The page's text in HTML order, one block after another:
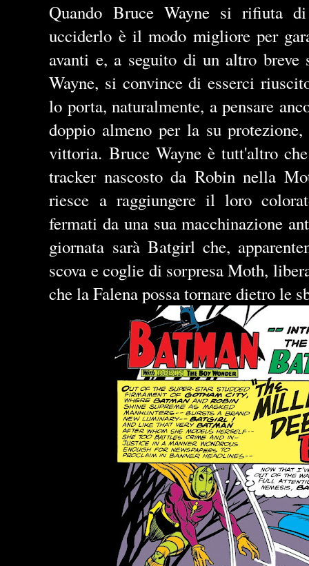
Quando Bruce Wayne si rifiuta
ucciderlo è il modo migliore per
avanti e, a seguito di un altro
Wayne, si convince di esserci
lo porta, naturalmente, a pensare
doppio almeno per la su
vittoria. Bruce Wayne è tutt'altro
tracker nascosto da Robin nella
riesce a raggiungere il loro
fermati da una sua macchinazione
giornata sarà Batgirl che,
scova e coglie di sorpresa Moth,
che la Falena possa tornare dietro le